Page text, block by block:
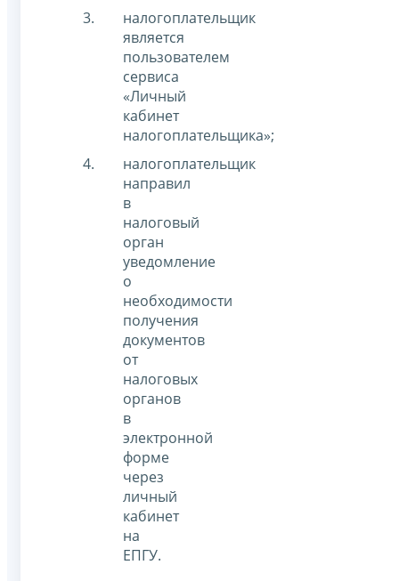
налогоплательщик
является
пользователем
сервиса
«Личный
кабинет
налогоплательщика»;
налогоплательщик
направил
в
налоговый
орган
уведомление
о
необходимости
получения
документов
от
налоговых
органов
в
электронной
форме
через
личный
кабинет
на
ЕПГУ.